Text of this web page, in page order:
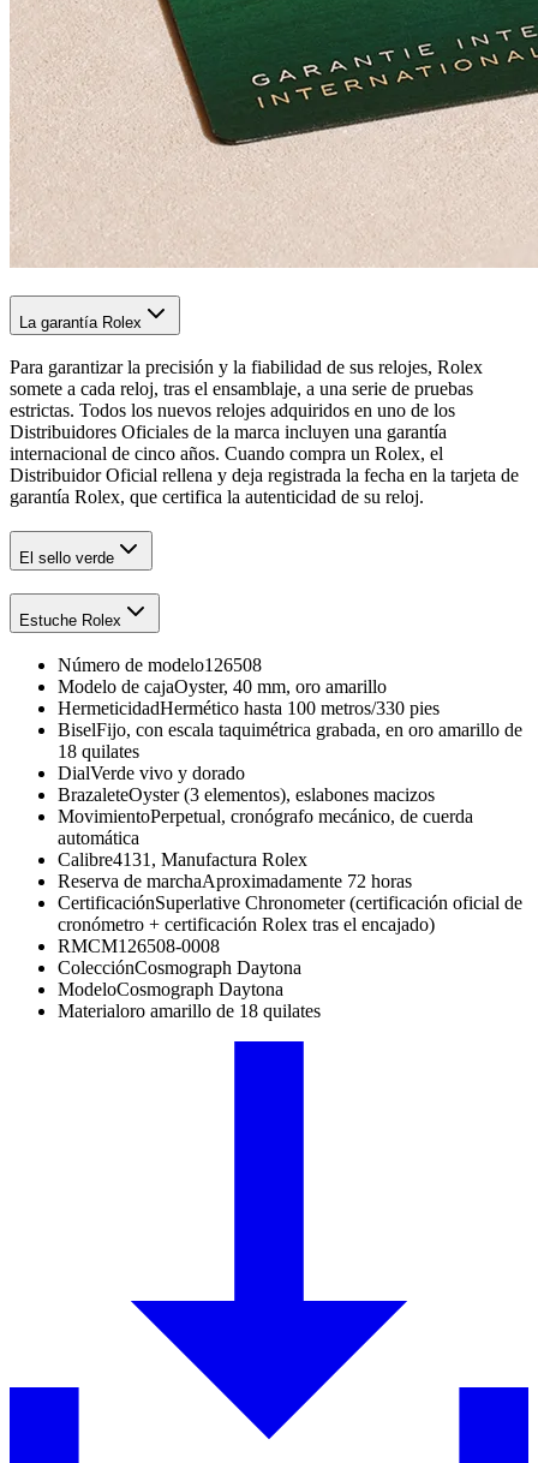
La garantía Rolex
Para garantizar la precisión y la fiabilidad de sus relojes, Rolex
somete a cada reloj, tras el ensamblaje, a una serie de pruebas
estrictas. Todos los nuevos relojes adquiridos en uno de los
Distribuidores Oficiales de la marca incluyen una garantía
internacional de cinco años. Cuando compra un Rolex, el
Distribuidor Oficial rellena y deja registrada la fecha en la tarjeta de
garantía Rolex, que certifica la autenticidad de su reloj.
El sello verde
Estuche Rolex
Número de modelo126508
Modelo de cajaOyster, 40 mm, oro amarillo
HermeticidadHermético hasta 100 metros/330 pies
BiselFijo, con escala taquimétrica grabada, en oro amarillo de
18 quilates
DialVerde vivo y dorado
BrazaleteOyster (3 elementos), eslabones macizos
MovimientoPerpetual, cronógrafo mecánico, de cuerda
automática
Calibre4131, Manufactura Rolex
Reserva de marchaAproximadamente 72 horas
CertificaciónSuperlative Chronometer (certificación oficial de
cronómetro + certificación Rolex tras el encajado)
RMCM126508-0008
ColecciónCosmograph Daytona
ModeloCosmograph Daytona
Materialoro amarillo de 18 quilates